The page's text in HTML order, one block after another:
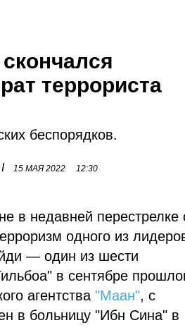
террориста
беспорядков.
I 15 МАЯ 2022 12:30
в недавней перестрелке
одного из
— один из шести
в сентябре
агентства"Маан", с
в больницу "Ибн Сина" в